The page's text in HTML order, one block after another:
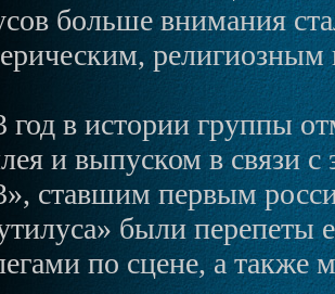
больше внимания
религиозным
год в истории группы
и выпуском в связи
ставшим первым
были перепеты
по сцене, а также